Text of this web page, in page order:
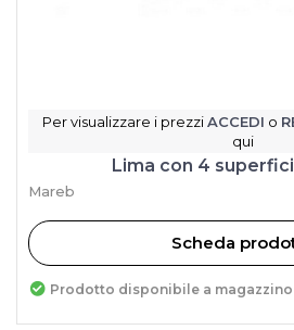
Per visualizzare i prezziACCEDI o
qui
Lima con 4
Mareb
Scheda
Prodotto disponibile a magazzino